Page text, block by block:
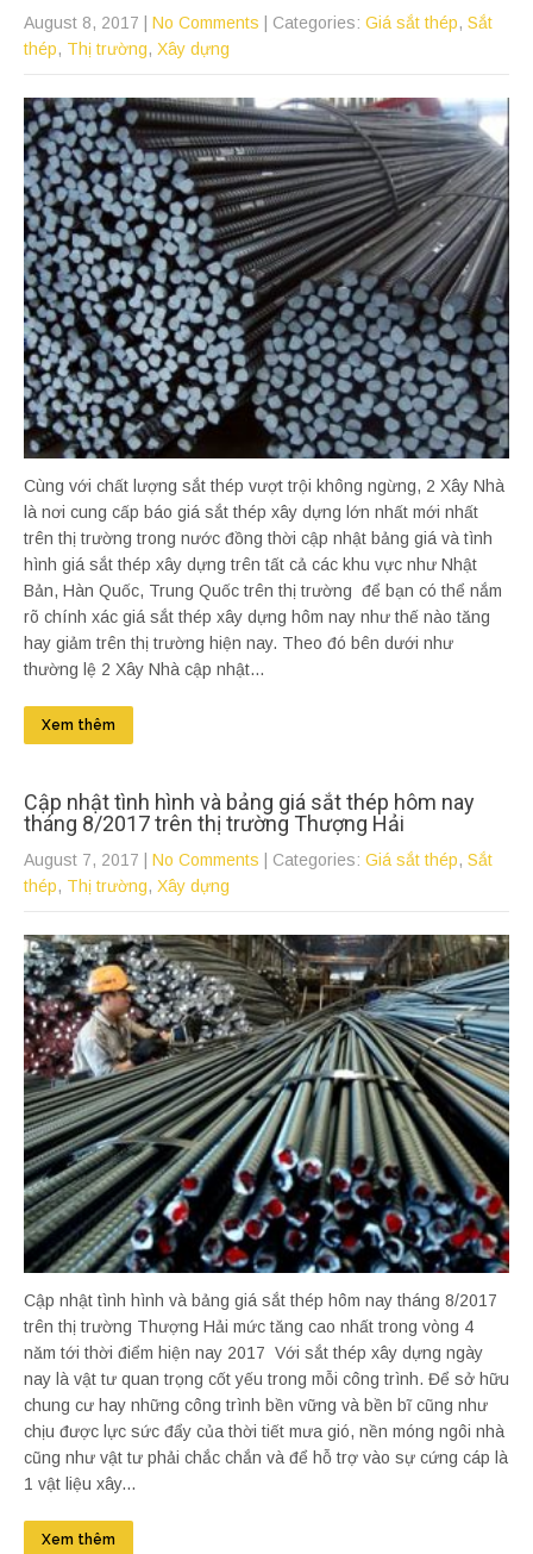
August 8, 2017 | No Comments | Categories: Giá sắt thép, Sắt
thép, Thị trường, Xây dựng
Cùng với chất lượng sắt thép vượt trội không ngừng, 2 Xây Nhà
là nơi cung cấp báo giá sắt thép xây dựng lớn nhất mới nhất
trên thị trường trong nước đồng thời cập nhật bảng giá và tình
hình giá sắt thép xây dựng trên tất cả các khu vực như Nhật
Bản, Hàn Quốc, Trung Quốc trên thị trường để bạn có thể nắm
rõ chính xác giá sắt thép xây dựng hôm nay như thế nào tăng
hay giảm trên thị trường hiện nay. Theo đó bên dưới như
thường lệ 2 Xây Nhà cập nhật...
Xem thêm
Cập nhật tình hình và bảng giá sắt thép hôm nay
tháng 8/2017 trên thị trường Thượng Hải
August 7, 2017 No Comments | Categories: Giá sắt thép, Sắt
thép, Thị trường, Xây dựng
Cập nhật tình hình và bảng giá sắt thép hôm nay tháng 8/2017
trên thị trường Thượng Hải mức tăng cao nhất trong vòng 4
năm tới thời điểm hiện nay 2017 Với sắt thép xây dựng ngày
nay là vật tư quan trọng cốt yếu trong mỗi công trình. Để sở hữu
chung cư hay những công trình bền vững và bền bĩ cũng như
chịu được lực sức đẩy của thời tiết mưa gió, nền móng ngôi nhà
cũng như vật tư phải chắc chắn và để hỗ trợ vào sự cứng cáp là
1 vật liệu xây...
Xem thêm